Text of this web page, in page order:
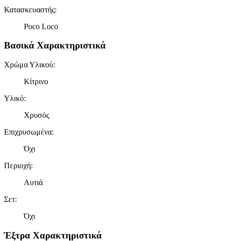
Κατασκευαστής:
Poco Loco
Βασικά Χαρακτηριστικά
Χρώμα Υλικού:
Κίτρινο
Υλικό:
Χρυσός
Επιχρυσωμένα:
Όχι
Περιοχή:
Αυτιά
Σετ:
Όχι
Έξτρα Χαρακτηριστικά